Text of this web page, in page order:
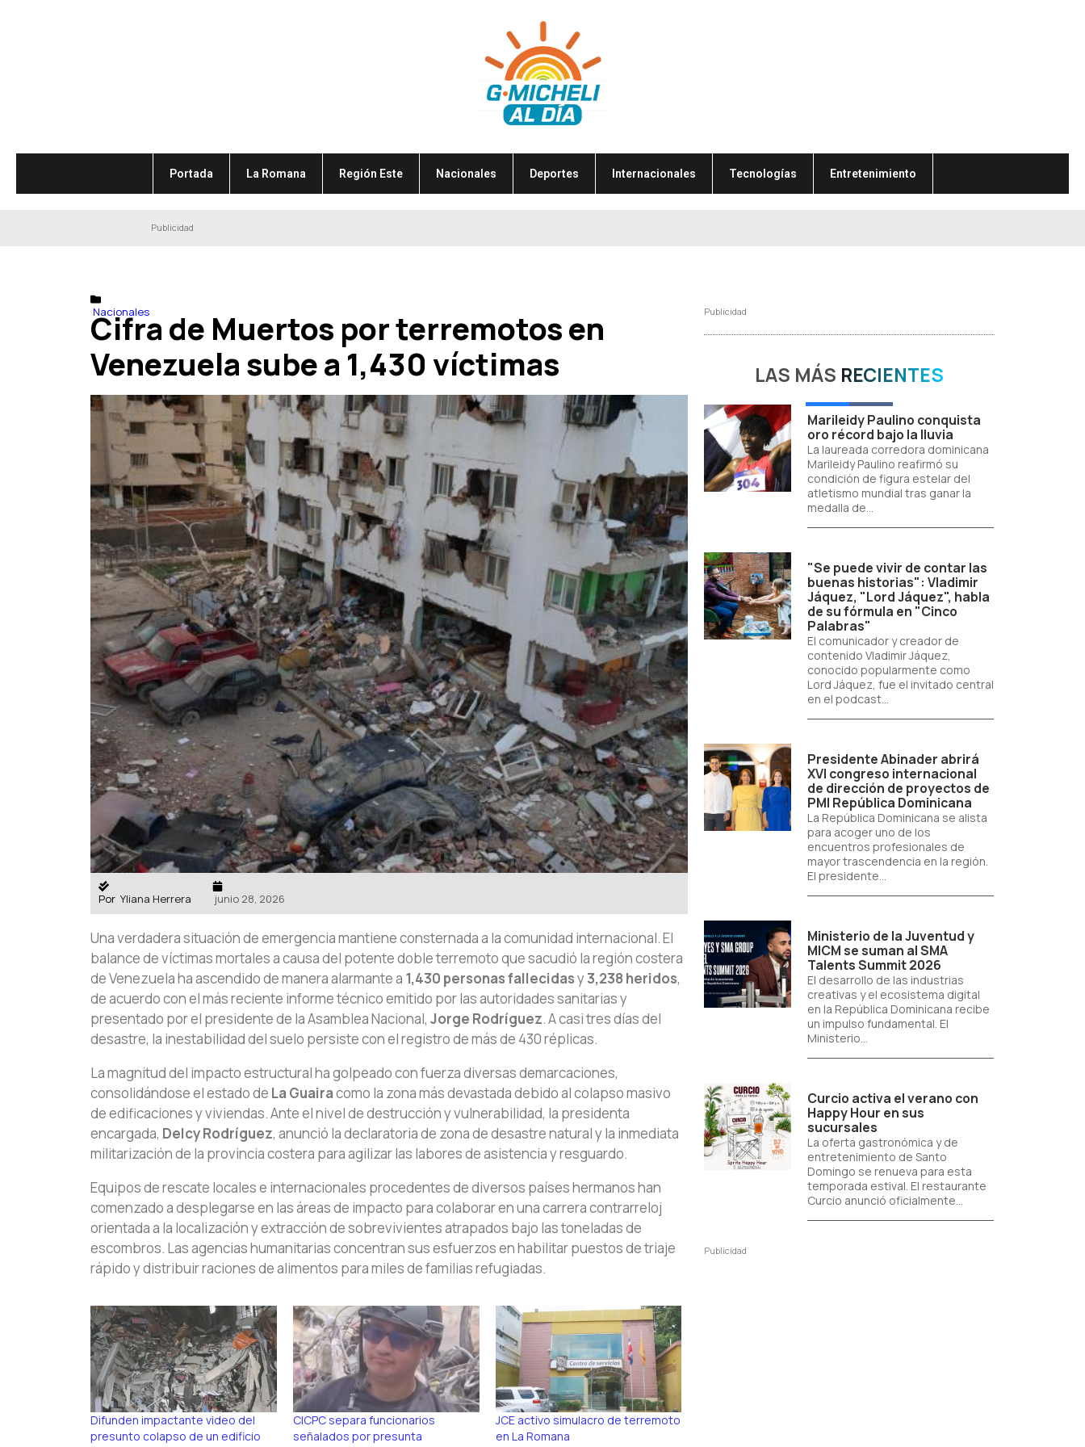
Portada La Romana Región Este Nacionales Deportes Internacionales Tecnologías Entretenimiento
Publicidad
Nacionales
Cifra de Muertos por terremotos en
Venezuela sube a 1,430 víctimas
Por Yliana Herrera junio 28, 2026
Una verdadera situación de emergencia mantiene consternada a la comunidad internacional. El
balance de víctimas mortales a causa del potente doble terremoto que sacudió la región costera
de Venezuela ha ascendido de manera alarmante a 1,430 personas fallecidasy3,238 heridos,
de acuerdo con el más reciente informe técnico emitido por las autoridades sanitarias y
presentado por el presidente de la Asamblea Nacional, Jorge Rodríguez. A casi tres días del
desastre, la inestabilidad del suelo persiste con el registro de más de 430 réplicas.
La magnitud del impacto estructural ha golpeado con fuerza diversas demarcaciones,
consolidándose el estado de La Guairacomo la zona más devastada debido al colapso masivo
de edificaciones y viviendas. Ante el nivel de destrucción y vulnerabilidad, la presidenta
encargada, Delcy Rodríguez, anunció la declaratoria de zona de desastre natural y la inmediata
militarización de la provincia costera para agilizar las labores de asistencia y resguardo.
Equipos de rescate locales e internacionales procedentes de diversos países hermanos han
comenzado a desplegarse en las áreas de impacto para colaborar en una carrera contrarreloj
orientada a la localización y extracción de sobrevivientes atrapados bajo las toneladas de
escombros. Las agencias humanitarias concentran sus esfuerzos en habilitar puestos de triaje
rápido y distribuir raciones de alimentos para miles de familias refugiadas.
Difunden impactante video del
presunto colapso de un edificio
CICPC separa funcionarios
señalados por presunta
JCE activo simulacro de terremoto
en La Romana
Publicidad
LAS MÁS RECIENTES
Marileidy Paulino conquista
oro récord bajo la lluvia
La laureada corredora dominicana
Marileidy Paulino reafirmó su
condición de figura estelar del
atletismo mundial tras ganar la
medalla de...
"Se puede vivir de contar las
buenas historias": Vladimir
Jáquez, "Lord Jáquez", habla
de su fórmula en "Cinco
Palabras"
El comunicador y creador de
contenido Vladimir Jáquez,
conocido popularmente como
Lord Jáquez, fue el invitado central
en el podcast...
Presidente Abinader abrirá
XVI congreso internacional
de dirección de proyectos de
PMI República Dominicana
La República Dominicana se alista
para acoger uno de los
encuentros profesionales de
mayor trascendencia en la región.
El presidente...
Ministerio de la Juventud y
MICM se suman al SMA
Talents Summit 2026
El desarrollo de las industrias
creativas y el ecosistema digital
en la República Dominicana recibe
un impulso fundamental. El
Ministerio...
Curcio activa el verano con
Happy Hour en sus
sucursales
La oferta gastronómica y de
entretenimiento de Santo
Domingo se renueva para esta
temporada estival. El restaurante
Curcio anunció oficialmente...
Publicidad